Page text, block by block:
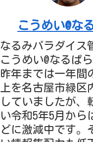
こうめい@な
なるみパラダイス
こうめい@なるぱ
昨年までは一年間
上を名古屋市緑区
していましたが、
い令和5年5月から
どに激減中です。